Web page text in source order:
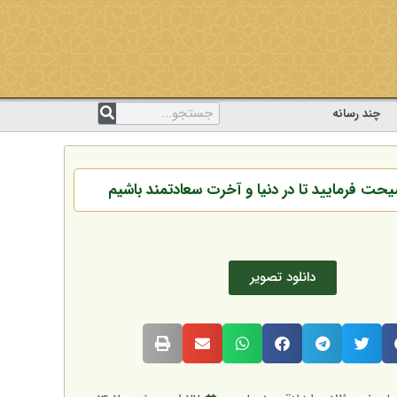
چند رسانه
دانلود تصویر